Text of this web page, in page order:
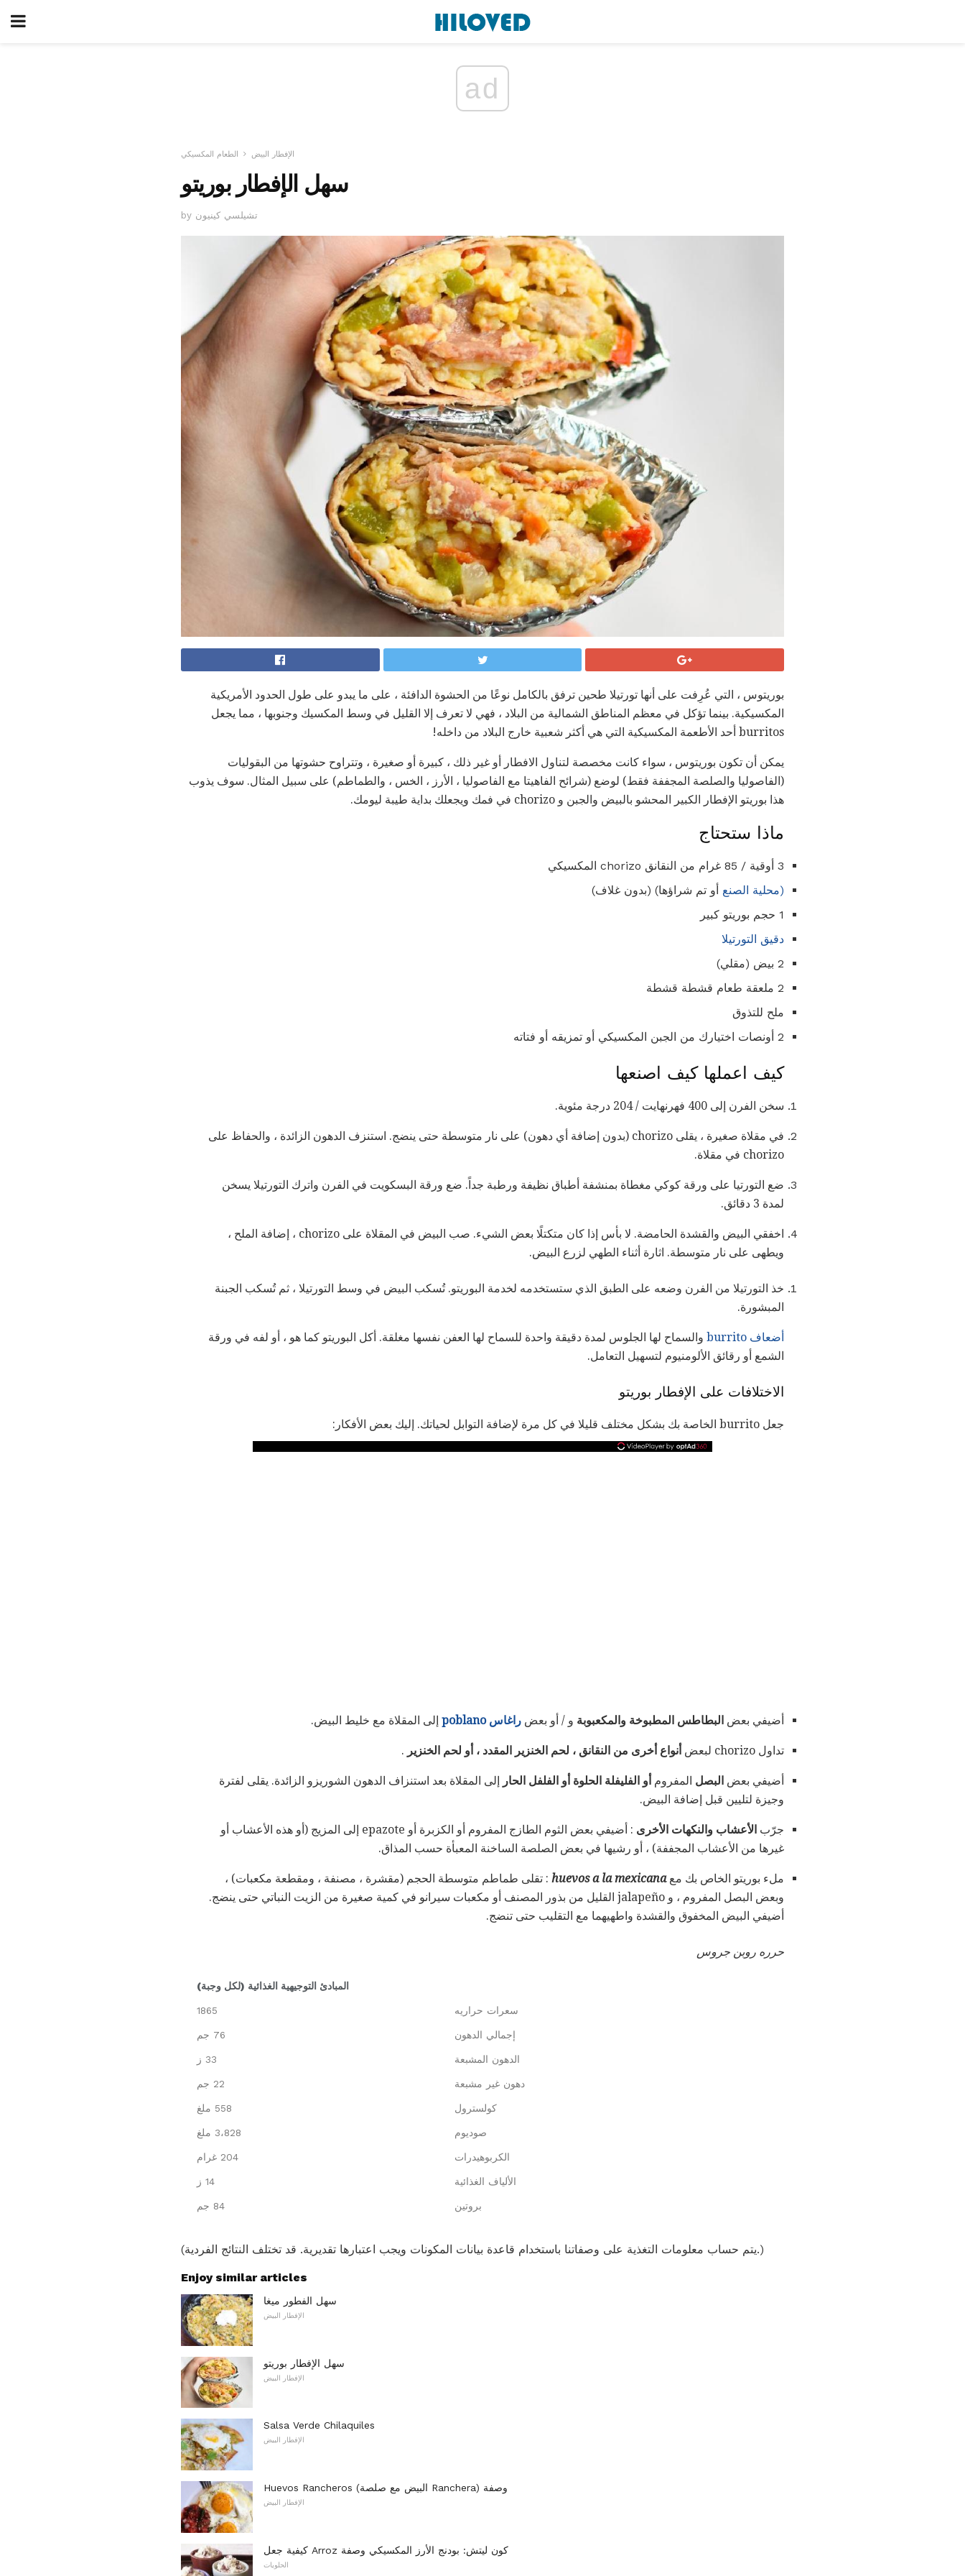
ad
الإفطار البيض الطعام المكسيكي
سهل الإفطار بوريتو
by تشيلسي كينيون
بوريتوس ، التي عُرِفت على أنها تورتيلا طحين ترفق بالكامل نوعًا من الحشوة الدافئة ، على ما يبدو على طول الحدود الأمريكية
المكسيكية. بينما تؤكل في معظم المناطق الشمالية من البلاد ، فهي لا تعرف إلا القليل في وسط المكسيك وجنوبها ، مما يجعل
burritos أحد الأطعمة المكسيكية التي هي أكثر شعبية خارج البلاد من داخله!
يمكن أن تكون بوريتوس ، سواء كانت مخصصة لتناول الافطار أو غير ذلك ، كبيرة أو صغيرة ، وتتراوح حشوتها من البقوليات
(الفاصوليا والصلصة المجففة فقط) لوضع (شرائح الفاهيتا مع الفاصوليا ، الأرز ، الخس ، والطماطم) على سبيل المثال. سوف يذوب
هذا بوريتو الإفطار الكبير المحشو بالبيض والجبن و chorizo ​​في فمك ويجعلك بداية طيبة ليومك.
ماذا ستحتاج
3 أوقية / 85 غرام من النقانق chorizo ​​المكسيكي
(محلية الصنع أو تم شراؤها) (بدون غلاف)
1 حجم بوريتو كبير
دقيق التورتيلا
2 بيض (مقلي)
2 ملعقة طعام قشطة قشطة
ملح للتذوق
2 أونصات اختيارك من الجبن المكسيكي أو تمزيقه أو فتاته
كيف اعملها كيف اصنعها
سخن الفرن إلى 400 فهرنهايت / 204 درجة مئوية.
في مقلاة صغيرة ، يقلى chorizo ​​(بدون إضافة أي دهون) على نار متوسطة حتى ينضج. استنزف الدهون الزائدة ، والحفاظ على
chorizo ​​في مقلاة.
ضع التورتيا على ورقة كوكي مغطاة بمنشفة أطباق نظيفة ورطبة جداً. ضع ورقة البسكويت في الفرن واترك التورتيلا يسخن
لمدة 3 دقائق.
اخفقي البيض والقشدة الحامضة. لا بأس إذا كان متكتلًا بعض الشيء. صب البيض في المقلاة على chorizo ​​، إضافة الملح ،
ويطهى على نار متوسطة. اثارة أثناء الطهي لزرع البيض.
خذ التورتيلا من الفرن وضعه على الطبق الذي ستستخدمه لخدمة البوريتو. تُسكب البيض في وسط التورتيلا ، ثم تُسكب الجبنة
المبشورة.
أضعاف burrito
والسماح لها الجلوس لمدة دقيقة واحدة للسماح لها العفن نفسها مغلقة. أكل البوريتو كما هو ، أو لفه في ورقة
الشمع أو رقائق الألومنيوم لتسهيل التعامل.
الاختلافات على الإفطار بوريتو
جعل burrito الخاصة بك بشكل مختلف قليلا في كل مرة لإضافة التوابل لحياتك. إليك بعض الأفكار:
أضيفي بعض البطاطس المطبوخة والمكعبوبة و / أو بعض راغاس poblano إلى المقلاة مع خليط البيض.
تداول chorizo ​​لبعض أنواع أخرى من النقانق ، لحم الخنزير المقدد ، أو لحم الخنزير .
أضيفي بعض البصل المفروم أو الفليفلة الحلوة أو الفلفل الحار إلى المقلاة بعد استنزاف الدهون الشوريزو الزائدة. يقلى لفترة
وجيزة لتليين قبل إضافة البيض.
جرّب الأعشاب والنكهات الأخرى
: أضيفي بعض الثوم الطازج المفروم أو الكزبرة أو epazote إلى المزيج (أو هذه الأعشاب أو
غيرها من الأعشاب المجففة) ، أو رشيها في بعض الصلصة الساخنة المعبأة حسب المذاق.
ملء بوريتو الخاص بك معhuevos a la mexicana : تقلى طماطم متوسطة الحجم (مقشرة ، مصنفة ، ومقطعة مكعبات) ،
وبعض البصل المفروم ، و jalapeño القليل من بذور المصنف أو مكعبات سيرانو في كمية صغيرة من الزيت النباتي حتى ينضج.
أضيفي البيض المخفوق والقشدة واطهيهما مع التقليب حتى تنضج.
حرره روبن جروس
المبادئ التوجيهية الغذائية (لكل وجبة)
سعرات حراريه 1865
إجمالي الدهون 76 جم
الدهون المشبعة 33 ز
دهون غير مشبعة 22 جم
كولسترول 558 ملغ
صوديوم 3،828 ملغ
الكربوهيدرات 204 غرام
الألياف الغذائية 14 ز
بروتين 84 جم
(يتم حساب معلومات التغذية على وصفاتنا باستخدام قاعدة بيانات المكونات ويجب اعتبارها تقديرية. قد تختلف النتائج الفردية.)
Enjoy similar articles
سهل الفطور ميغا
الإفطار البيض
سهل الإفطار بوريتو
الإفطار البيض
Salsa Verde Chilaquiles
الإفطار البيض
Huevos Rancheros (البيض مع صلصة Ranchera) وصفة
الإفطار البيض
كيفية جعل Arroz كون ليتش: بودنج الأرز المكسيكي وصفة
الحلويات